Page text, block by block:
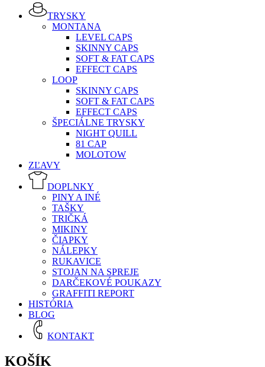
TRYSKY
MONTANA
LEVEL CAPS
SKINNY CAPS
SOFT & FAT CAPS
EFFECT CAPS
LOOP
SKINNY CAPS
SOFT & FAT CAPS
EFFECT CAPS
ŠPECIÁLNE TRYSKY
NIGHT QUILL
81 CAP
MOLOTOW
ZĽAVY
DOPLNKY
PINY A INÉ
TAŠKY
TRIČKÁ
MIKINY
ČIAPKY
NÁLEPKY
RUKAVICE
STOJAN NA SPREJE
DARČEKOVÉ POUKAZY
GRAFFITI REPORT
HISTÓRIA
BLOG
KONTAKT
KOŠÍK